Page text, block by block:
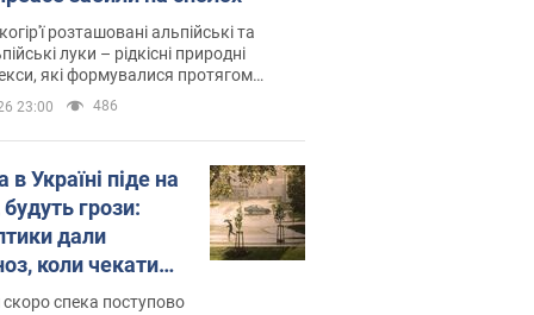
розташовані альпійські та
луки – рідкісні природні
які формувалися протягом
23:00 486
в Україні піде на
грози:
дали
коли чекати
погоди
скоро спека поступово